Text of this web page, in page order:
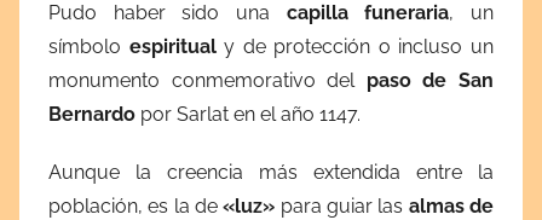
Pudo haber sido una capilla funeraria, un
símbolo espiritualy de protección o incluso un
monumento conmemorativo delpaso de San
Bernardo por Sarlat en el año 1147.
Aunque la creencia más extendida entre la
población, es la de«luz» para guiar las almas de